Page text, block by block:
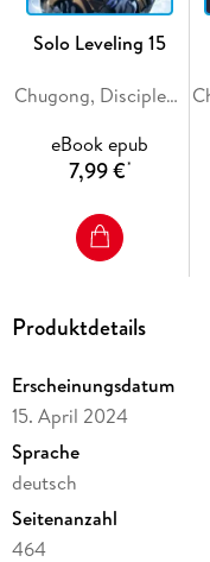
Solo Leveling 15
Chugong, Disciples (Redice Studio), H-Goon
eBook epub
7,99 €*
Produktdetails
Erscheinungsdatum
15. April 2024
Sprache
deutsch
Seitenanzahl
464